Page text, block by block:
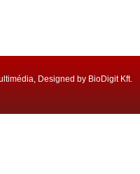
Designed by BioDigit Kft.